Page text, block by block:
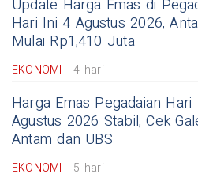
Update Harga Emas di
Hari Ini 4 Agustus 2026,
Mulai Rp1,410 Juta
EKONOMI 4 hari
Harga Emas Pegadaian Hari
Agustus 2026 Stabil, Cek
Antam dan UBS
EKONOMI 5 hari